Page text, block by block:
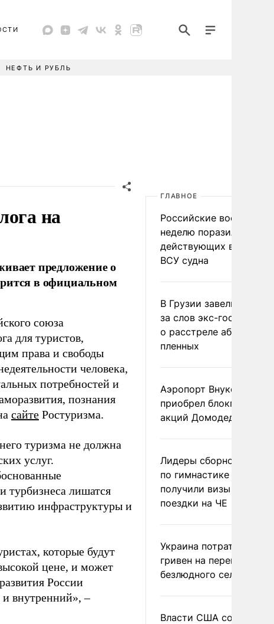
НЕФТЬ И РУБЛЬ
на
предложение о
в официальном
союза
для туристов,
права и свободы
человека,
потребностей и
познания
сайте Ростуризма.
туризма не должна
услуг.
турбизнеса лишатся
инфраструктуры и
которые будут
цене, и может
России
и внутренний», –
ГЛАВНОЕ
Российские военные за
неделю поразили 34
действующих в
ВСУ судна
В Грузии завели дело
за слов экс-
о расстреле абхазских
пленных
Аэропорт Внуково
приобрел блокпакет
акций Домодедово
Лидеры сборной
по гимнастике не
получили визы для
поездки на ЧЕ
Украина потратила 1
гривен на
безлюдного села
Власти США сообщили